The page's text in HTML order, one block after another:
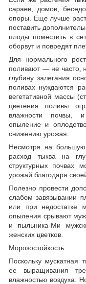
сараев, домов,
опоры. Еще лучше
поставить
плоды поместить в
оборвут и повредят
Для нормального
поливают — не часто,
глубину залегания
поливах нуждаются
вегетативной массы
цветения поливы
влажности почвы, и
опыление и
снижению урожая.
Несмотря на
расход тыква на
структурных почвах
урожай благодаря
Полезно провести
слабом завязывании
или при недостатке
опыления срывают
и пыльника-Ми
женских цветков.
Морозостойкость
Поскольку
ее выращивания
влажностью воздуха.